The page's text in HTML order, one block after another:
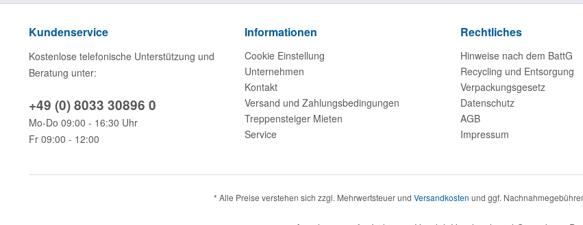
Kundenservice
Kostenlose telefonische Unterstützung und
Beratung unter:
+49 (0) 8033 30896 0
Mo-Do 09:00 - 16:30 Uhr
Fr 09:00 - 12:00
Informationen
Cookie Einstellung
Unternehmen
Kontakt
Versand und Zahlungsbedingungen
Treppensteiger Mieten
Service
Rechtliches
Hinweise nach dem BattG
Recycling und Entsorgung
Verpackungsgesetz
Datenschutz
AGB
Impressum
* Alle Preise verstehen sich zzgl. Mehrwertsteuer und Versandkosten und ggf.